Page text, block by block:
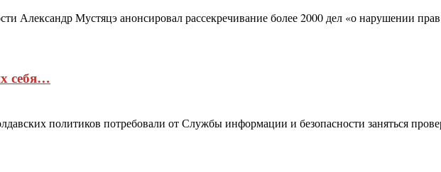
Александр Мустяцэ анонсировал рассекречивание более 2000 дел «о нарушении
себя…
политиков потребовали от Службы информации и безопасности заняться